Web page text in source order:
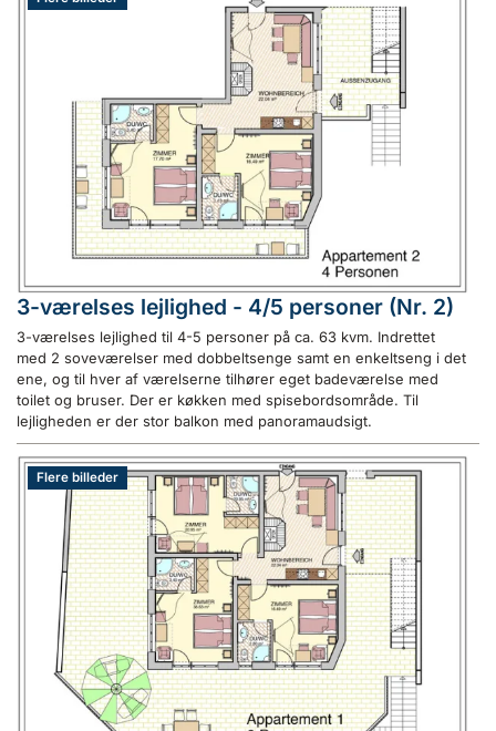
3-værelses lejlighed - 4/5 personer (Nr. 2)
3-værelses lejlighed til 4-5 personer på ca. 63 kvm. Indrettet
med 2 soveværelser med dobbeltsenge samt en enkeltseng i det
ene, og til hver af værelserne tilhører eget badeværelse med
toilet og bruser. Der er køkken med spisebordsområde. Til
lejligheden er der stor balkon med panoramaudsigt.
Flere billeder